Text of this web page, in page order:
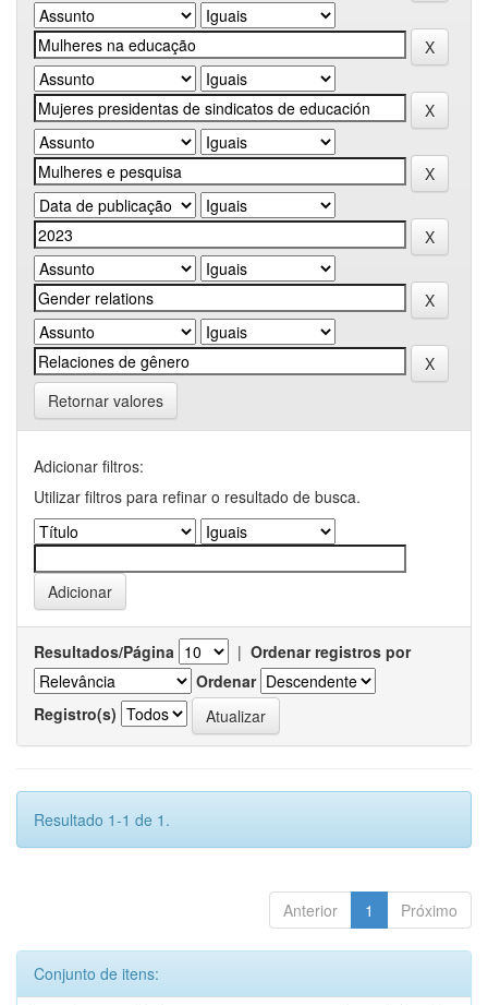
Retornar valores
Adicionar filtros:
Utilizar filtros para refinar o resultado de busca.
Resultados/Página | Ordenar registros por
Ordenar
Registro(s)
Resultado 1-1 de 1.
Anterior 1 Próximo
Conjunto de itens: